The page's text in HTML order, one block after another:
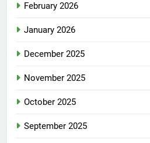
February 2026
January 2026
December 2025
November 2025
October 2025
September 2025